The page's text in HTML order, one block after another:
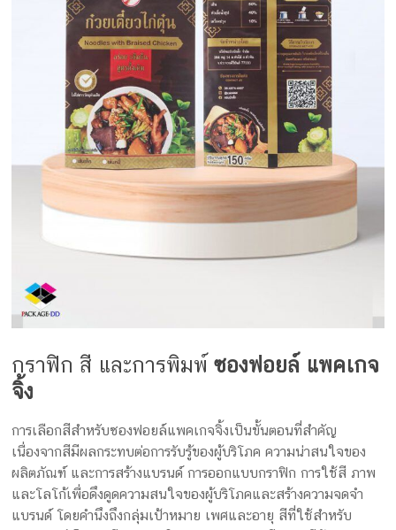
กราฟิก สี และการพิมพ์ซองฟอยล์ แพคเกจ
จิ้ง
การเลือกสีสำหรับซองฟอยล์แพคเกจจิ้งเป็นขั้นตอนที่สำคัญ
เนื่องจากสีมีผลกระทบต่อการรับรู้ของผู้บริโภค ความน่าสนใจของ
ผลิตภัณฑ์ และการสร้างแบรนด์ การออกแบบกราฟิก การใช้สี ภาพ
และโลโก้เพื่อดึงดูดความสนใจของผู้บริโภคและสร้างความจดจำ
แบรนด์ โดยคำนึงถึงกลุ่มเป้าหมาย เพศและอายุ สีที่ใช้สำหรับ